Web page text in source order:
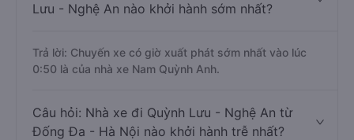
Lưu - Nghệ An nào khởi hành sớm nhất?
Trả lời: Chuyến xe có giờ xuất phát sớm nhất vào lúc
0:50 là của nhà xe Nam Quỳnh Anh.
Câu hỏi: Nhà xe đi Quỳnh Lưu - Nghệ An từ
Đống Đa - Hà Nội nào khởi hành trễ nhất?